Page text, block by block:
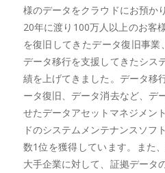
様のデータをクラウドにお預か
20年に渡り100万人以上のお客
を復旧してきたデータ復旧事
データ移行を支援してきたシス
績を上げてきました。データ移
ータ復旧、データ消去など、デ
せたデータアセットマネジメン
ドのシステムメンテナンスソフ
数1位を獲得しています。また
大手企業に対して、証拠データ